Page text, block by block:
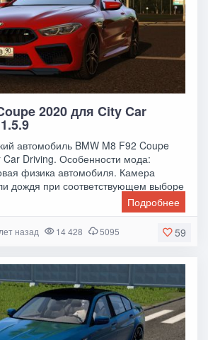
2020 для City Car
автомобиль BMW M8 F92 Coupe
Driving. Особенности мода:
физика автомобиля. Камера
дождя при соответствующем выборе
Подробнее
59
назад 14 428 5095